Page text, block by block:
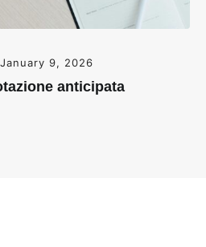
January 9, 2026
anticipata